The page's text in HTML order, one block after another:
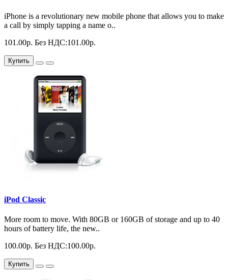
iPhone is a revolutionary new mobile phone that allows you to make
a call by simply tapping a name o..
101.00р. Без НДС:101.00р.
Купить
iPod Classic
More room to move. With 80GB or 160GB of storage and up to 40
hours of battery life, the new..
100.00р. Без НДС:100.00р.
Купить